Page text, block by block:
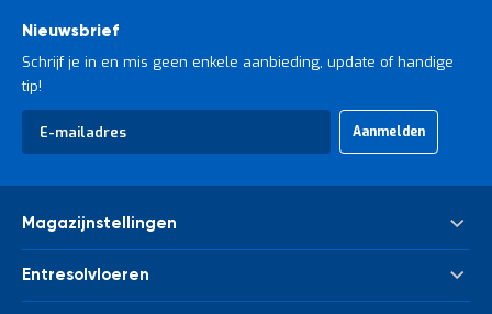
Nieuwsbrief
Schrijf je in en mis geen enkele aanbieding, update of handige
tip!
Abonneer
op
Aanmelden
Magazijnstellingen
Entresolvloeren